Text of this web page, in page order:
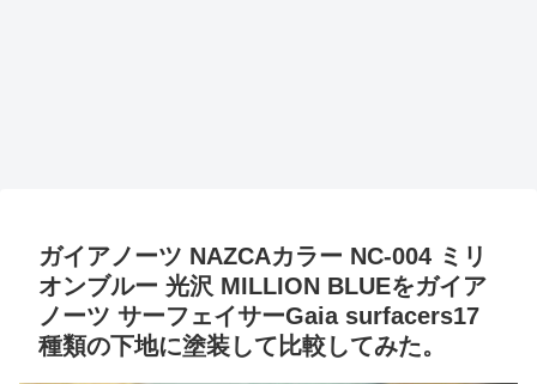
ガイアノーツ NAZCAカラー NC-004 ミリ
オンブルー 光沢 MILLION BLUEをガイア
ノーツ サーフェイサーGaia surfacers17
種類の下地に塗装して比較してみた。